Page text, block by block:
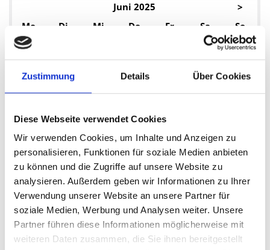
Zustimmung Details Über Cookies
Diese Webseite verwendet Cookies
Wir verwenden Cookies, um Inhalte und Anzeigen zu
personalisieren, Funktionen für soziale Medien anbieten
zu können und die Zugriffe auf unsere Website zu
analysieren. Außerdem geben wir Informationen zu Ihrer
Verwendung unserer Website an unsere Partner für
soziale Medien, Werbung und Analysen weiter. Unsere
Partner führen diese Informationen möglicherweise mit
weiteren Daten zusammen, die Sie ihnen bereitgestellt
Juni 2025
>
Mo
Di Mi Do Fr Sa
So
1
2
3 4 5 6 7
8
9
10 12 14
15
16
17 18 19 20 21
22
30
Jahresübersicht
2026
Dezember 2026